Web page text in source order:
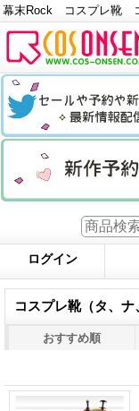
幕末Rock コスプレ靴
ログイン
コスプレ靴（タ、
おすすめ順